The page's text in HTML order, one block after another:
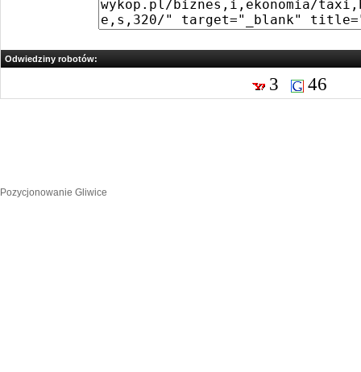
Odwiedziny robotów:
3 46
Pozycjonowanie Gliwice